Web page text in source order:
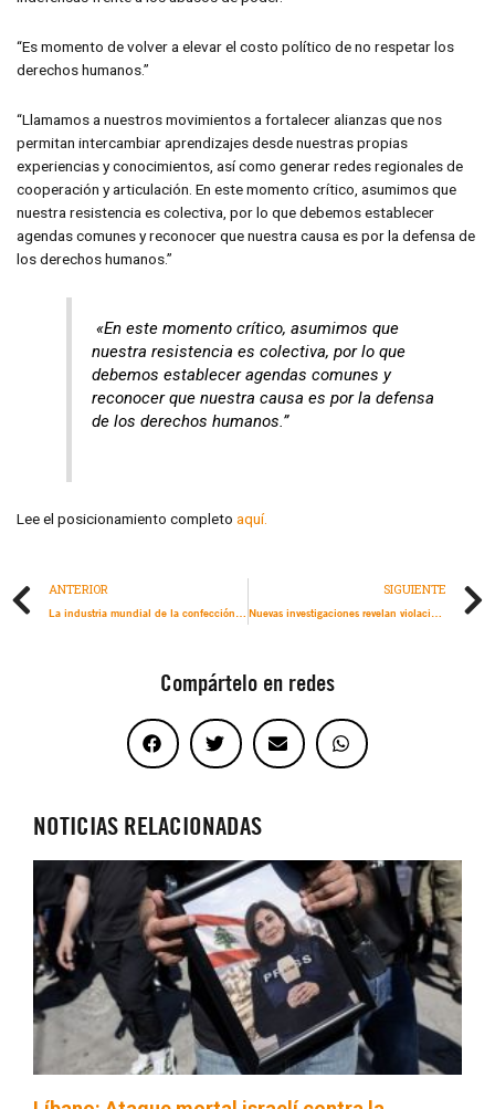
“Es momento de volver a elevar el costo político de no respetar los
derechos humanos.”
“Llamamos a nuestros movimientos a fortalecer alianzas que nos
permitan intercambiar aprendizajes desde nuestras propias
experiencias y conocimientos, así como generar redes regionales de
cooperación y articulación. En este momento crítico, asumimos que
nuestra resistencia es colectiva, por lo que debemos establecer
agendas comunes y reconocer que nuestra causa es por la defensa de
los derechos humanos.”
«En este momento crítico, asumimos que
nuestra resistencia es colectiva, por lo que
debemos establecer agendas comunes y
reconocer que nuestra causa es por la defensa
de los derechos humanos.”
Lee el posicionamiento completo aquí.
ANTERIOR
La industria mundial de la confección se beneficia de la denegación del derecho de sindicación en los principales países proveedores
SIGUIENTE
Nuevas investigaciones revelan violaciones de derechos humanos en los centros de detención de “Alligator Alcatraz” y Krome, en Florida
Compártelo en redes
NOTICIAS RELACIONADAS